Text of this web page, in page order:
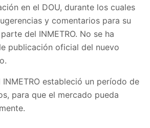
en el DOU, durante los cuales
y comentarios para su
del INMETRO. No se ha
publicación oficial del nuevo
estableció un período de
para que el mercado pueda